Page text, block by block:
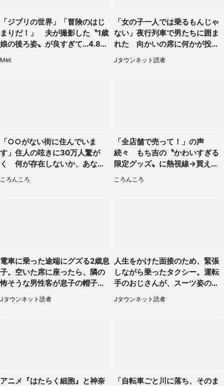
「ジブリの世界」「冒険のはじ
まりだ！」 夫が撮影した〝1歳
娘の後ろ姿〟が良すぎて...4.8万
Met
「女の子一人では乗るもんじゃ
ない」夜行列車で男たちに囲ま
れた 向かいの席に何かが投げ
られて（秋田県・60代女性）
Jタウンネット読者
「○○がない街に住んでいま
す」住人の呟きに30万人驚が
く 何が存在しないか、あなた
はわかる？
ころんころ
「全店舗で売って！」の声
続々 もち吉の〝かわいすぎる
限定グッズ〟に熱視線→買える
のは地元だけ？本社に聞く
ころんころ
電車に乗った途端にグズる2歳息
子。空いた席に座ったら、隣の
怖そうな男性客が息子の帽子に
手を伸ばし（千葉県・40代女
性）
Jタウンネット読者
人生をかけた面接のため、緊張
しながら乗ったタクシー。運転
手のおじさんが、スーツ姿の私
を見て...（福岡県・30代女性）
Jタウンネット読者
アニメ『はたらく細胞』と神奈
「自転車ごと川に落ち、そのま